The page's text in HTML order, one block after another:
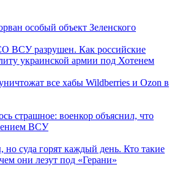
особый объект Зеленского
ВСУ разрушен. Как российские
украинской армии под Хотенем
все хабы Wildberries и Ozon в
страшное: военкор объяснил, что
ВСУ
суда горят каждый день. Кто такие
они лезут под «Герани»